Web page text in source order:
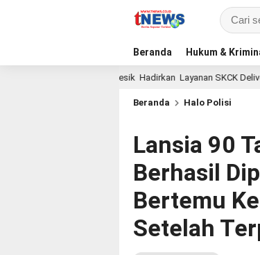
Beranda Hukum &
Polres Gresik Hadirkan Layanan SKCK Delivery Untuk
Beranda Halo Polisi
Lansia 90
Berhasil
Bertemu
Setelah